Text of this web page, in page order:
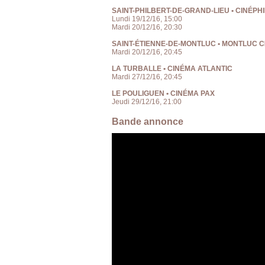
SAINT-PHILBERT-DE-GRAND-LIEU •
Lundi 19/12/16, 15:00
Mardi 20/12/16, 20:30
SAINT-ÉTIENNE-DE-MONTLUC • MONTLUC
Mardi 20/12/16, 20:45
LA TURBALLE • CINÉMA ATLANTIC
Mardi 27/12/16, 20:45
LE POULIGUEN • CINÉMA PAX
Jeudi 29/12/16, 21:00
Bande annonce